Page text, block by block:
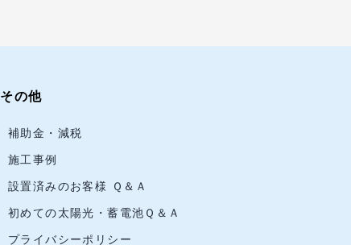
その他
補助金・減税
施工事例
設置済みのお客様 Ｑ＆Ａ
初めての太陽光・蓄電池Ｑ＆Ａ
プライバシーポリシー